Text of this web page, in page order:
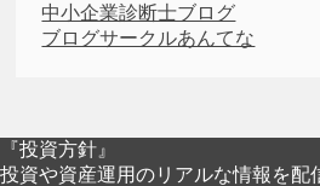
中小企業診断士ブログ
ブログサークルあんてな
『投資方針』
投資や資産運用のリアルな情報を配